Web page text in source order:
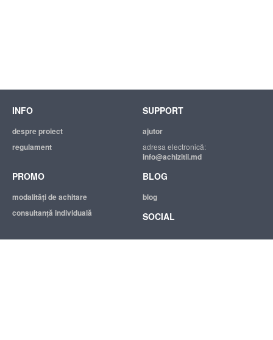
INFO
despre proiect
regulament
SUPPORT
ajutor
adresa electronică:
info@achizitii.md
PROMO
modalităţi de achitare
consultanță individuală
BLOG
blog
SOCIAL